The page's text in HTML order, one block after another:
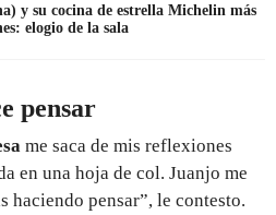
y su cocina de estrella Michelin más
elogio de la sala
pensar
me saca de mis reflexiones
en una hoja de col. Juanjo me
haciendo pensar”, le contesto.